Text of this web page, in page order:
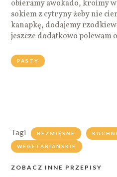
obieramy awokado, kroimy
sokiem z cytryny żeby nie
kanapkę, dodajemy
jeszcze dodatkowo polewam
PASTY
Tagi BEZMIĘSNE
WEGETARIAŃSKIE
ZOBACZ INNE PRZEPISY